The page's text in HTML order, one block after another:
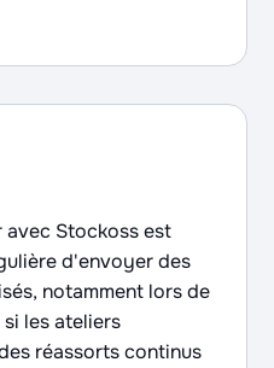
Stockoss est
d'envoyer des
notamment lors de
les ateliers
réassorts continus